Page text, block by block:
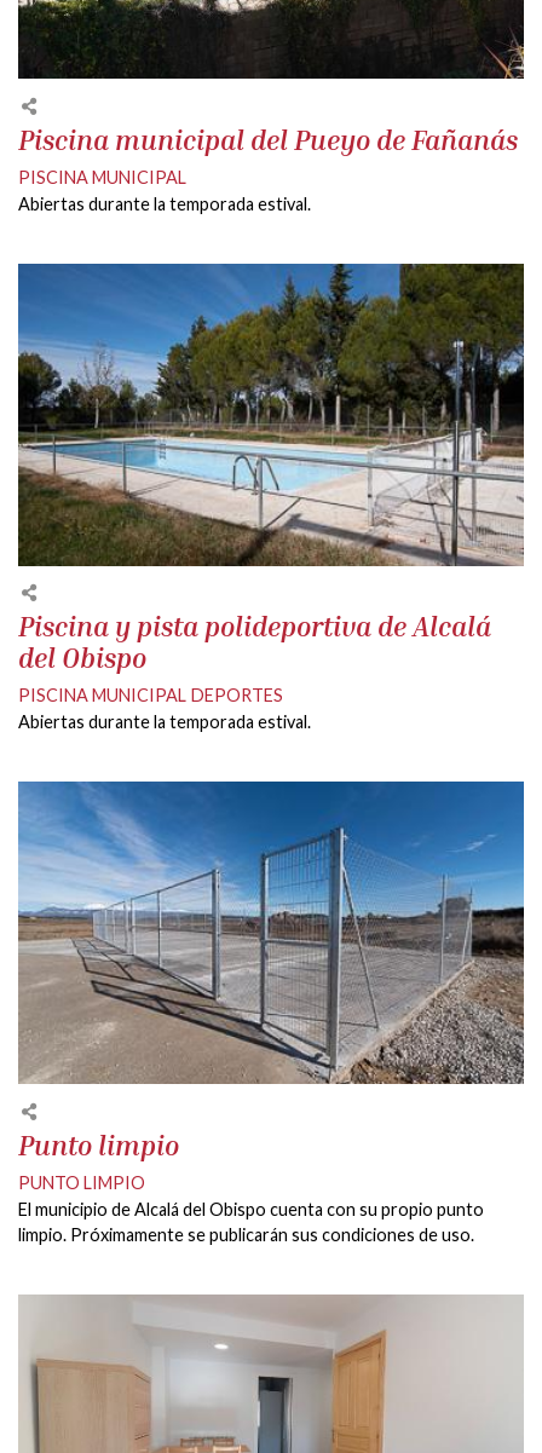
Piscina municipal del Pueyo de Fañanás
PISCINA MUNICIPAL
Abiertas durante la temporada estival.
Piscina y pista polideportiva de Alcalá
del Obispo
PISCINA MUNICIPAL DEPORTES
Abiertas durante la temporada estival.
Punto limpio
PUNTO LIMPIO
El municipio de Alcalá del Obispo cuenta con su propio punto
limpio. Próximamente se publicarán sus condiciones de uso.